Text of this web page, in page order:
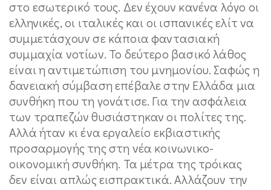
στο εσωτερικό τους. Δεν έχουν κανένα λόγο οι
ελληνικές, οι ιταλικές και οι ισπανικές ελίτ να
συμμετάσχουν σε κάποια φαντασιακή
συμμαχία νοτίων. Το δεύτερο βασικό λάθος
είναι η αντιμετώπιση του μνημονίου. Σαφώς η
δανειακή σύμβαση επέβαλε στην Ελλάδα μια
συνθήκη που τη γονάτισε. Για την ασφάλεια
των τραπεζών θυσιάστηκαν οι πολίτες της.
Αλλά ήταν κι ένα εργαλείο εκβιαστικής
προσαρμογής της στη νέα κοινωνικο-
οικονομική συνθήκη. Τα μέτρα της τρόικας
δεν είναι απλώς εισπρακτικά. Αλλάζουν την